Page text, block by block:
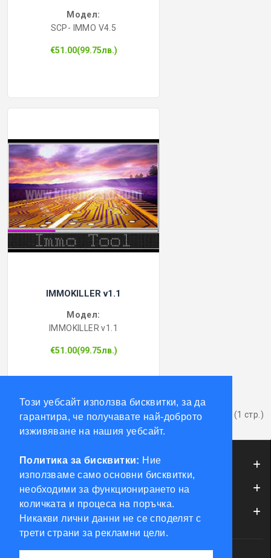
Този уебсайт използва бисквитки, за да
гарантира, че получавате най-доброто
изживяване на нашия уебсайт.
Политика за бисквитки: Ние
използваме само основни бисквитки,
необходими за функционирането на
количката и процеса на поръчка.
Никакви лични данни не се споделят с
трети страни за рекламни цели.
КУТИЙКИ ЗА АЛАРМИ
ФРЕЗИ КЛЮЧАРСКИ
КЛЮЧАРСКИ МАШИНИ
КЛЮЧАРСКИ УСЛУГИ
ИМОБИЛАЙЗЕРИ
Модел:
SCP- IMMO V4.5
€51.00(99.75лв.)
IMMOKILLER v1.1
Модел:
IMMOKILLER v1.1
€51.00(99.75лв.)
Показва от 1 до 2 от 2 (1 стр.)
ИНФОРМАЦИЯ
ОБСЛУЖВАНЕ НА КЛИЕНТИ
МОЯТ ПРОФИЛ